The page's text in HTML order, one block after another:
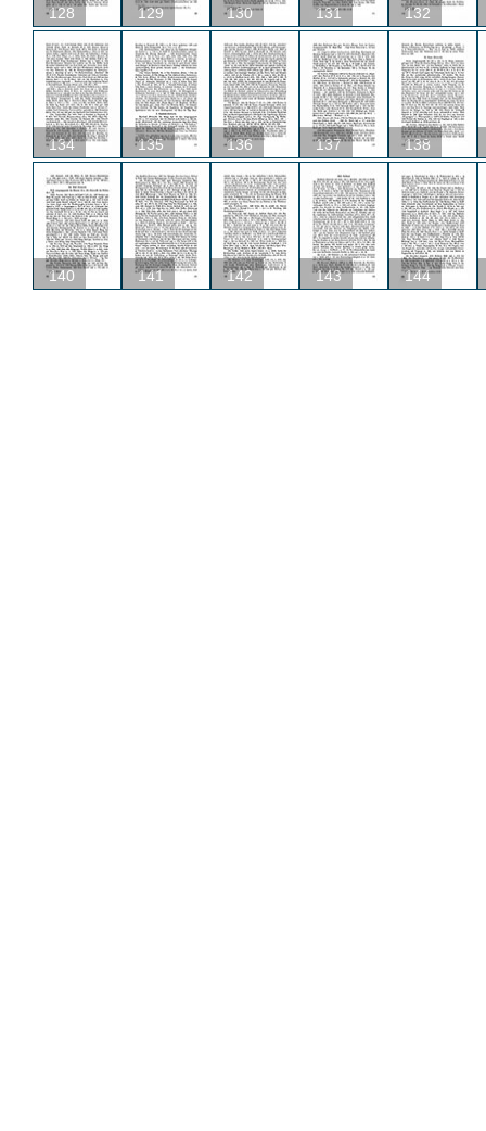
128 129 130 131 132
134 135 136 137 138
140 141 142 143 144